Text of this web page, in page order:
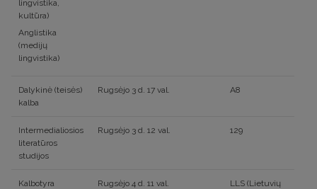
lingvistika,
kultūra)
Anglistika
(medijų
lingvistika)
Dalykinė (teisės)
kalba
Rugsėjo 3 d. 17 val. A8
Intermedialiosios
literatūros
studijos
Rugsėjo 3 d. 12 val. 129
Kalbotyra
Rugsėjo 4 d. 11 val.
LLS (Lietuvių